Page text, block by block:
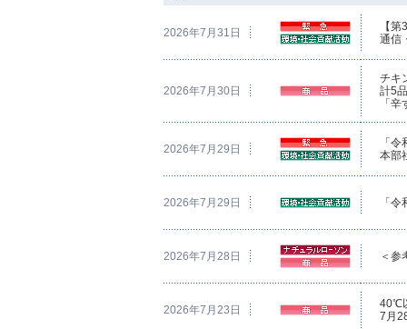
2026年7月31日
【
通信
2026年7月30日
チキ
計5
「
2026年7月29日
「
本部
2026年7月29日 「
2026年7月28日 ＜参
2026年7月23日
40℃
7月